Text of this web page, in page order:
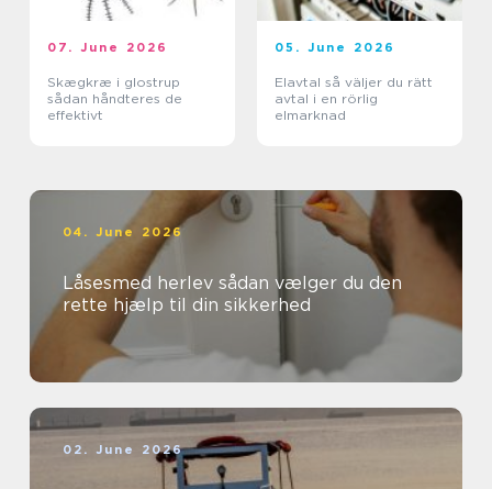
07. June 2026
Skægkræ i glostrup
sådan håndteres de
effektivt
05. June 2026
Elavtal så väljer du rätt
avtal i en rörlig
elmarknad
04. June 2026
Låsesmed herlev sådan vælger du den
rette hjælp til din sikkerhed
02. June 2026